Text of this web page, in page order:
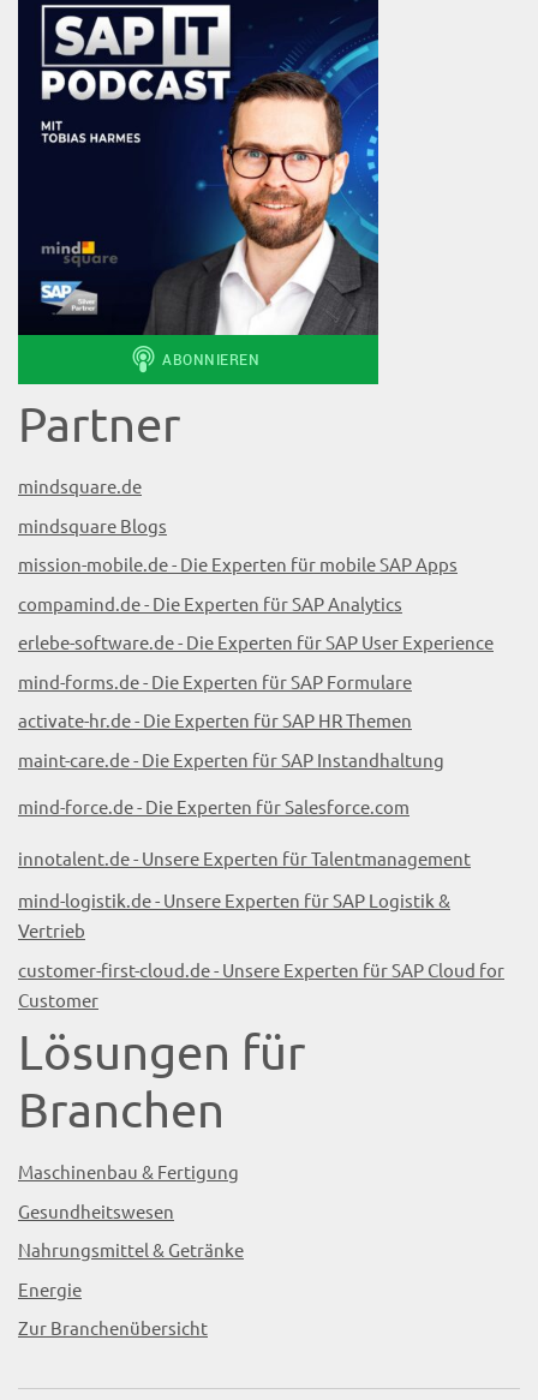
Partner
mindsquare.de
mindsquare Blogs
mission-mobile.de - Die Experten für mobile SAP Apps
compamind.de - Die Experten für SAP Analytics
erlebe-software.de - Die Experten für SAP User Experience
mind-forms.de - Die Experten für SAP Formulare
activate-hr.de - Die Experten für SAP HR Themen
maint-care.de - Die Experten für SAP Instandhaltung
mind-force.de - Die Experten für Salesforce.com
innotalent.de - Unsere Experten für Talentmanagement
mind-logistik.de - Unsere Experten für SAP Logistik &
Vertrieb
customer-first-cloud.de - Unsere Experten für SAP Cloud for
Customer
Lösungen für
Branchen
Maschinenbau & Fertigung
Gesundheitswesen
Nahrungsmittel & Getränke
Energie
Zur Branchenübersicht